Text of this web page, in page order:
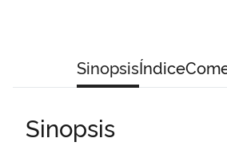
SinopsisÍndice
Sinopsis